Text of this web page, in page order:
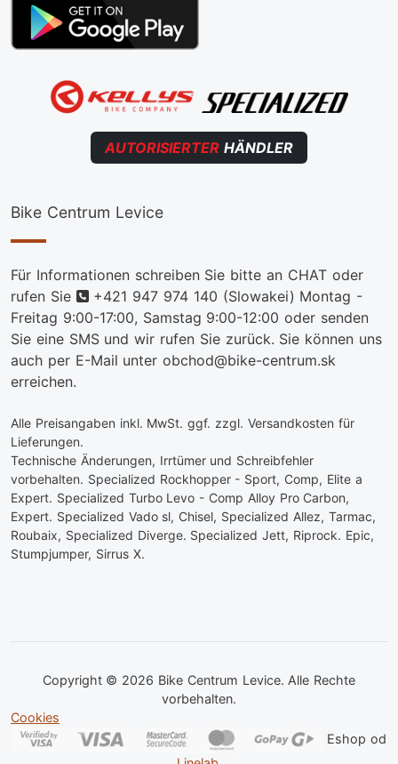
AUTORISIERTER HÄNDLER
Bike Centrum Levice
Für Informationen schreiben Sie bitte an CHAT oder
rufen Sie
telefon
+421 947 974 140 (Slowakei) Montag -
Freitag 9:00-17:00, Samstag 9:00-12:00 oder senden
Sie eine SMS und wir rufen Sie zurück. Sie können uns
auch per E-Mail unter obchod@bike-centrum.sk
erreichen.
Alle Preisangaben inkl. MwSt. ggf. zzgl. Versandkosten für
Lieferungen.
Technische Änderungen, Irrtümer und Schreibfehler
vorbehalten. Specialized Rockhopper - Sport, Comp, Elite a
Expert. Specialized Turbo Levo - Comp Alloy Pro Carbon,
Expert. Specialized Vado sl, Chisel, Specialized Allez, Tarmac,
Roubaix, Specialized Diverge. Specialized Jett, Riprock. Epic,
Stumpjumper, Sirrus X.
Copyright © 2026 Bike Centrum Levice. Alle Rechte
vorbehalten.
Cookies
Eshop od